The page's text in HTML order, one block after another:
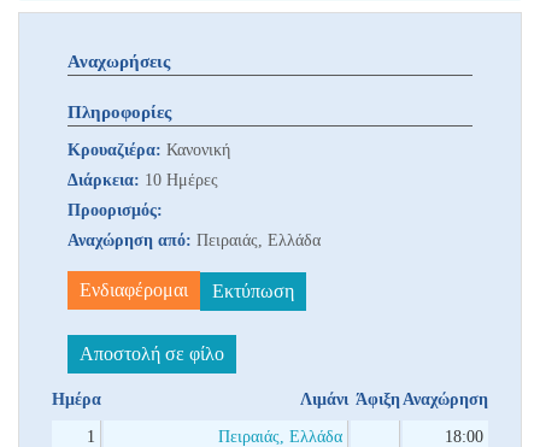
Αναχωρήσεις
Πληροφορίες
Κρουαζιέρα: Κανονική
Διάρκεια: 10 Ημέρες
Προορισμός:
Αναχώρηση από: Πειραιάς, Ελλάδα
Ενδιαφέρομαι Εκτύπωση
Αποστολή σε φίλο
Ημέρα Λιμάνι Άφιξη Αναχώρηση
1 Πειραιάς, Ελλάδα 18:00